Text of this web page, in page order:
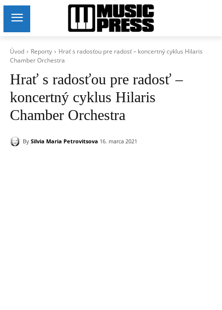
Úvod Reporty
Hrať s radosťou pre radosť – koncertný cyklus Hilaris
Chamber Orchestra
Hrať s radosťou pre radosť –
koncertný cyklus Hilaris
Chamber Orchestra
By Silvia Maria Petrovitsova 16. marca 2021